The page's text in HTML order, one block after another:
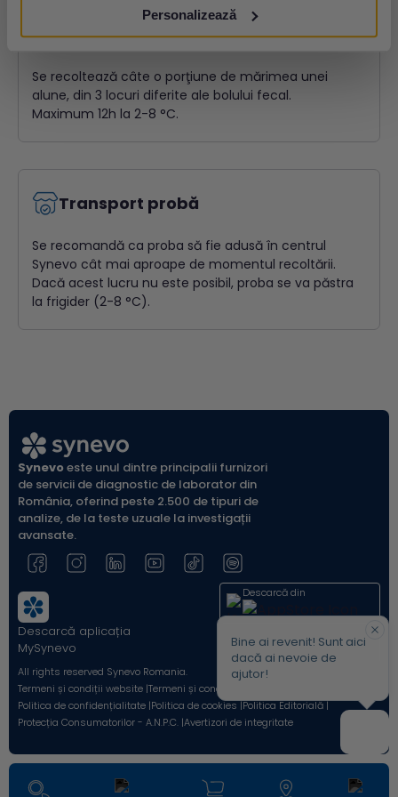
Personalizează
Cantitate necesară și stabilitate
probă
Se recoltează câte o porţiune de mărimea unei
alune, din 3 locuri diferite ale bolului fecal.
Maximum 12h la 2-8 °C.
Transport probă
Se recomandă ca proba să fie adusă în centrul
Synevo cât mai aproape de momentul recoltării.
Dacă acest lucru nu este posibil, proba se va păstra
la frigider (2-8 °C).
Synevoeste unul dintre principalii furnizori
de servicii de diagnostic de laborator din
România, oferind peste 2.500 de tipuri de
analize, de la teste uzuale la investigații
avansate.
Descarcă aplicația
MySynevo
Descarcă din
All rights reserved Synevo Romania.
Termeni și condiții website |Termeni și condiții Shop Online |
Politica de confidențialitate |Politica de cookies |Politica Editorială |
Protecția Consumatorilor - A.N.P.C. |Avertizori de integritate
Bine ai revenit! Sunt aici
dacă ai nevoie de
ajutor!